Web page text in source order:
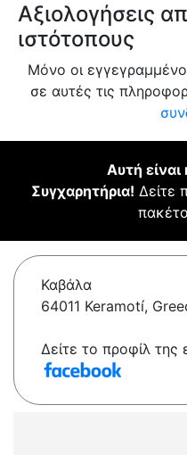
Αξιολογήσεις
ιστότοπους
Μόνο οι
σε αυτές τις
Αυτή είναι
Συγχαρητήρια! Δείτε
Καβάλα
64011 Keramotí,
Δείτε το προφίλ της